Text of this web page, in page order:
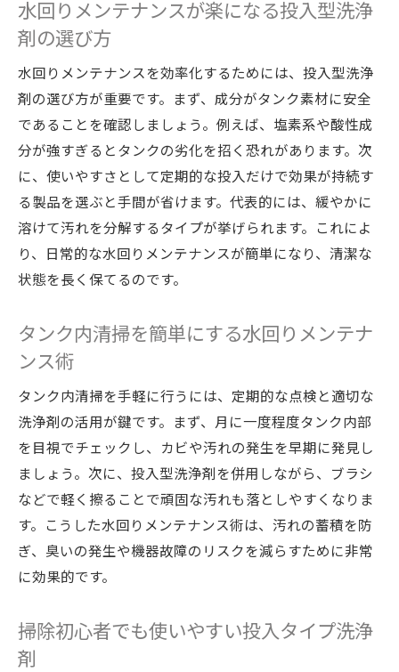
水回りメンテナンスが楽になる投入型洗浄
剤の選び方
水回りメンテナンスを効率化するためには、投入型洗浄
剤の選び方が重要です。まず、成分がタンク素材に安全
であることを確認しましょう。例えば、塩素系や酸性成
分が強すぎるとタンクの劣化を招く恐れがあります。次
に、使いやすさとして定期的な投入だけで効果が持続す
る製品を選ぶと手間が省けます。代表的には、緩やかに
溶けて汚れを分解するタイプが挙げられます。これによ
り、日常的な水回りメンテナンスが簡単になり、清潔な
状態を長く保てるのです。
タンク内清掃を簡単にする水回りメンテナ
ンス術
タンク内清掃を手軽に行うには、定期的な点検と適切な
洗浄剤の活用が鍵です。まず、月に一度程度タンク内部
を目視でチェックし、カビや汚れの発生を早期に発見し
ましょう。次に、投入型洗浄剤を併用しながら、ブラシ
などで軽く擦ることで頑固な汚れも落としやすくなりま
す。こうした水回りメンテナンス術は、汚れの蓄積を防
ぎ、臭いの発生や機器故障のリスクを減らすために非常
に効果的です。
掃除初心者でも使いやすい投入タイプ洗浄
剤